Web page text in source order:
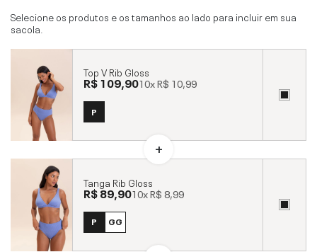
Selecione os produtos e os tamanhos ao lado para incluir em sua
sacola.
Top V Rib Gloss
R$ 109,9010xR$ 10,99
P
Tanga Rib Gloss
R$ 89,9010xR$ 8,99
P GG